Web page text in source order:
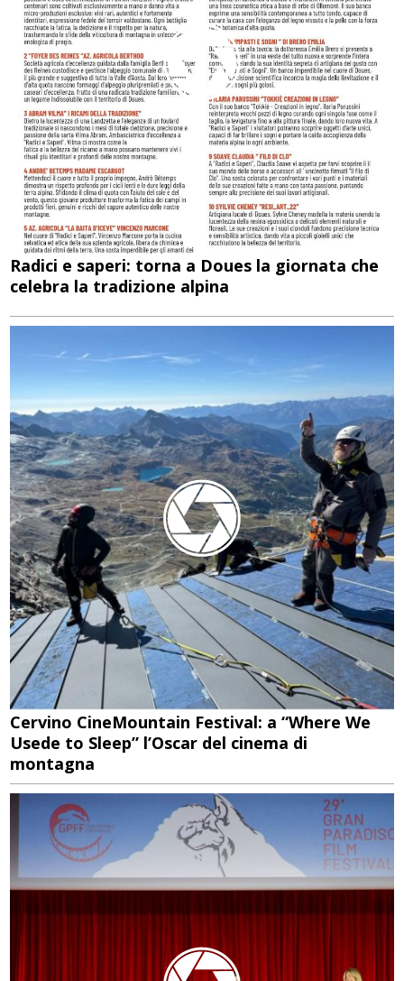
Radici e saperi: torna a Doues la giornata che
celebra la tradizione alpina
Cervino CineMountain Festival: a “Where We
Usede to Sleep” l’Oscar del cinema di
montagna